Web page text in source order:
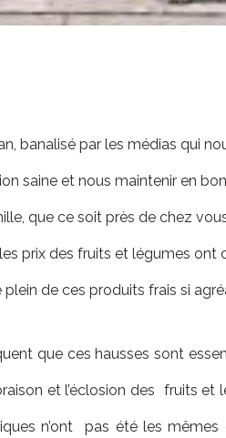
banalisé par les médias qui
saine et nous maintenir en
que ce soit près de chez
prix des fruits et légumes ont
de ces produits frais si
que ces hausses sont
et l’éclosion des fruits et
n’ont pas été les